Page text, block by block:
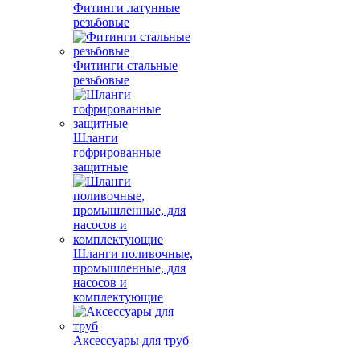
Фитинги латунные
резьбовые
Фитинги стальные
резьбовые
Шланги
гофрированные
защитные
Шланги поливочные,
промышленные, для
насосов и
комплектующие
Аксессуары для труб